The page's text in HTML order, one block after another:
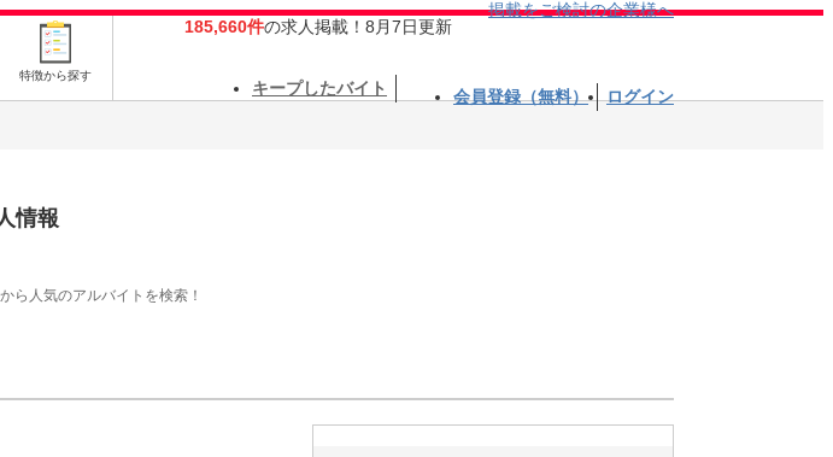
特徴から探す
185,660件の求人掲載！8月7日更新
掲載をご検討の企業様へ
キープしたバイト 会員登録（無料） ログイン
情報
ら人気のアルバイトを検索！